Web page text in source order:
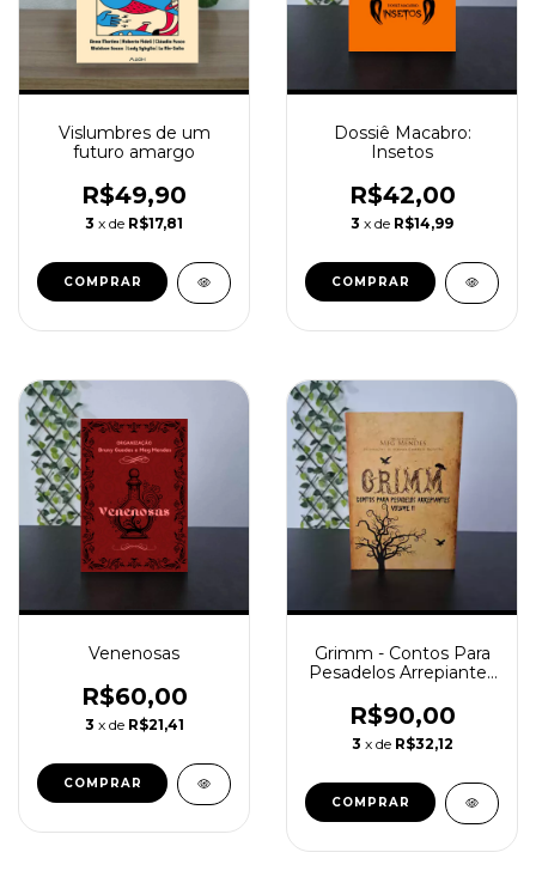
Vislumbres de um
futuro amargo
R$49,90
3 x de R$17,81
Dossiê Macabro:
Insetos
R$42,00
3 x de R$14,99
Venenosas
R$60,00
3 x de R$21,41
Grimm - Contos Para
Pesadelos Arrepiantes
R$90,00
3 x de R$32,12